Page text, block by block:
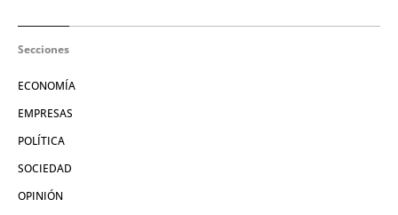
Secciones
ECONOMÍA
EMPRESAS
POLÍTICA
SOCIEDAD
OPINIÓN